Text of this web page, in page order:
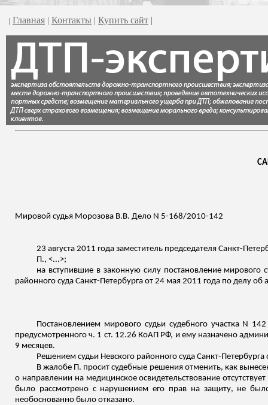
| Главная | Контакты | Купить сайт |
Мировой судья Морозова В.В. Дело N 5-168/2010-142
23 августа 2011 года заместитель председателя Санкт-
П., <...>;
на вступившие в законную силу постановление мирового
районного суда Санкт-Петербурга от 24 мая 2011 года по делу
Постановлением мирового судьи судебного участка N
предусмотренного ч. 1 ст. 12.26 КоАП РФ, и ему назначено
9 месяцев.
Решением судьи Невского районного суда Санкт-
В жалобе П. просит судебные решения отменить, как
о направлении на медицинское освидетельствование
было рассмотрено с нарушением его прав на защиту, не
необоснованно было отказано.